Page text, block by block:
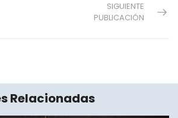
SIGUIENTE
PUBLICACIÓN
Relacionadas